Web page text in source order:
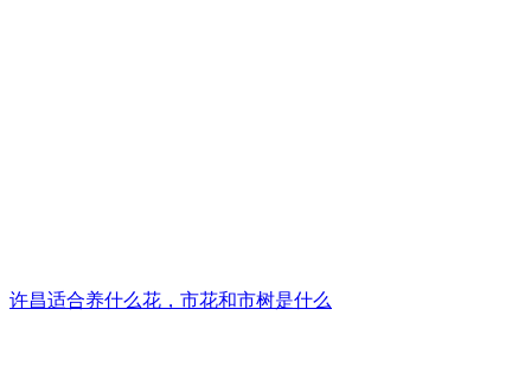
许昌适合养什么花，市花和市树是什么